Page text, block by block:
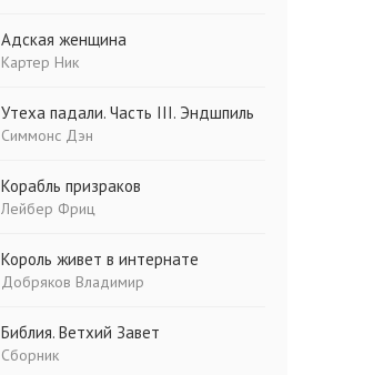
Адская женщина
Картер Ник
Утеха падали. Часть III. Эндшпиль
Симмонс Дэн
Корабль призраков
Лейбер Фриц
Король живет в интернате
Добряков Владимир
Библия. Ветхий Завет
Сборник